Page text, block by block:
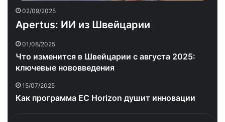
02/09/2025
Apertus: ИИ из Швейцарии
01/08/2025
Что изменится в Швейцарии с августа 2025:
ключевые нововведения
15/07/2025
Как программа ЕС Horizon душит инновации